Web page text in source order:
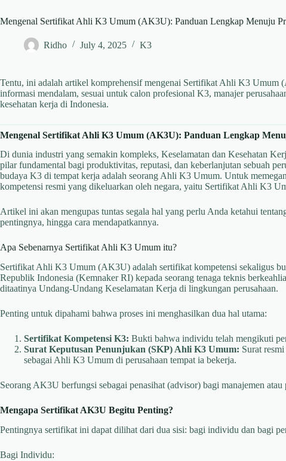
Mengenal Sertifikat Ahli K3 Umum (AK3U): Panduan Lengkap Menuju
Ridho July 4, 2025 K3
Tentu, ini adalah artikel komprehensif mengenai Sertifikat Ahli K3 Umum
informasi mendalam, sesuai untuk calon profesional K3, manajer
kesehatan kerja di Indonesia.
Mengenal Sertifikat Ahli K3 Umum (AK3U): Panduan Lengkap
Di dunia industri yang semakin kompleks, Keselamatan dan Kesehatan
pilar fundamental bagi produktivitas, reputasi, dan keberlanjutan sebuah
budaya K3 di tempat kerja adalah seorang Ahli K3 Umum. Untuk
kompetensi resmi yang dikeluarkan oleh negara, yaitu Sertifikat Ahli K3
Artikel ini akan mengupas tuntas segala hal yang perlu Anda ketahui
pentingnya, hingga cara mendapatkannya.
Apa Sebenarnya Sertifikat Ahli K3 Umum itu?
Sertifikat Ahli K3 Umum (AK3U) adalah sertifikat kompetensi sekaligus
Republik Indonesia (Kemnaker RI) kepada seorang tenaga teknis
ditaatinya Undang-Undang Keselamatan Kerja di lingkungan perusahaan.
Penting untuk dipahami bahwa proses ini menghasilkan dua hal utama:
Sertifikat Kompetensi K3: Bukti bahwa individu telah mengikuti
Surat Keputusan Penunjukan (SKP) Ahli K3 Umum: Surat
sebagai Ahli K3 Umum di perusahaan tempat ia bekerja.
Seorang AK3U berfungsi sebagai penasihat (advisor) bagi manajemen
Mengapa Sertifikat AK3U Begitu Penting?
Pentingnya sertifikat ini dapat dilihat dari dua sisi: bagi individu dan bagi
Bagi Individu: